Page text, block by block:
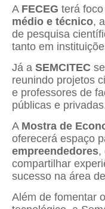
A FECEG terá
médio e técnico,
de pesquisa
tanto em
Já a SEMCITEC
reunindo projetos
e professores de
públicas e
A Mostra de
oferecerá espaço
empreendedores,
compartilhar
sucesso na área
Além de fomentar